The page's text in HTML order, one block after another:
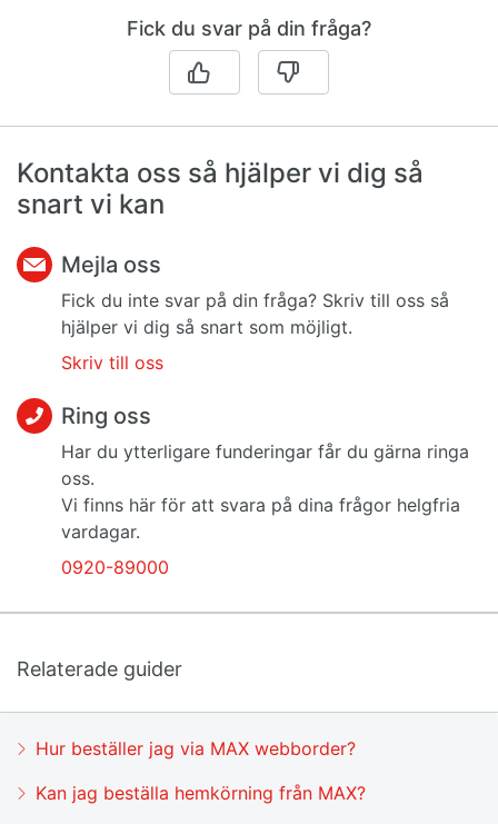
Fick du svar på din fråga?
Kontakta oss så hjälper vi dig så
snart vi kan
Mejla oss
Fick du inte svar på din fråga? Skriv till oss så
hjälper vi dig så snart som möjligt.
Skriv till oss
Ring oss
Har du ytterligare funderingar får du gärna ringa
oss.
Vi finns här för att svara på dina frågor helgfria
vardagar.
0920-89000
Relaterade guider
Hur beställer jag via MAX webborder?
Kan jag beställa hemkörning från MAX?